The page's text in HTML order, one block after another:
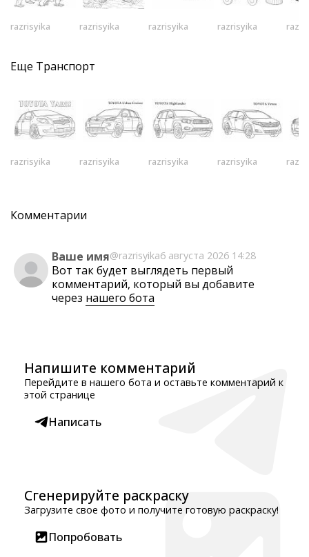
razrisyika razrisyika razrisyika razrisyika
Еще Транспорт
razrisyika razrisyika razrisyika razrisyika
Комментарии
Ваше имя@razrisyika6 августа 2026 14:28
Вот так будет выглядеть первый
комментарий, который вы добавите
через нашего бота
Напишите комментарий
Перейдите в нашего бота и оставьте комментарий к
этой странице
Написать
Сгенерируйте раскраску
Загрузите свое фото и получите готовую раскраску!
Попробовать